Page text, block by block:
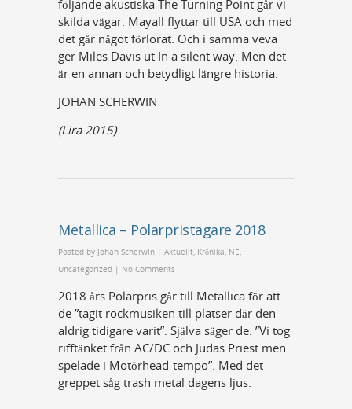
följande akustiska The Turning Point går vi
skilda vägar. Mayall flyttar till USA och med
det går något förlorat. Och i samma veva
ger Miles Davis ut In a silent way. Men det
är en annan och betydligt längre historia.
JOHAN SCHERWIN
(Lira 2015)
Metallica – Polarpristagare 2018
Posted by Johan Scherwin | Aktuellt Krönika NE
Uncategorized | No Comments
2018 års Polarpris går till Metallica för att
de ”tagit rockmusiken till platser där den
aldrig tidigare varit”. Själva säger de: ”Vi tog
rifftänket från AC/DC och Judas Priest men
spelade i Motörhead-tempo”. Med det
greppet såg trash metal dagens ljus.